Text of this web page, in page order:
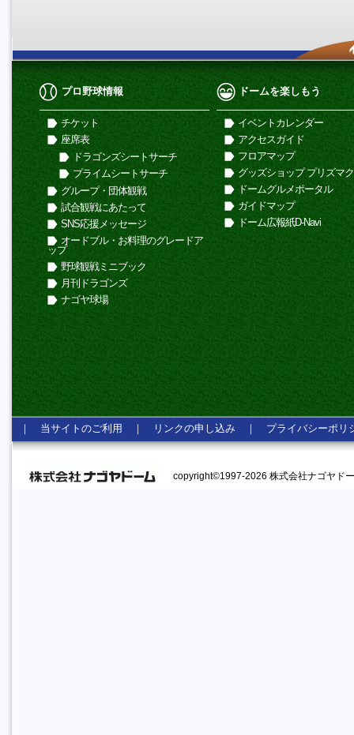
プロ野球情報
チケット
座席表
ドラゴンズシートサーチ
プライムシートサーチ
グループ・団体観戦
試合観戦にあたって
SNS応援メッセージ
オードブル・お料理のグレードア
ップ
野球観戦ミニブック
月刊ドラゴンズ
ナゴヤ球場
ドームを楽しもう
イベントカレンダー
アクセスガイド
フロアマップ
グッズショップ プリズマ
ドームグルメポータル
ガイドマップ
ドーム広報紙D-Navi
｜ 当サイトのご利用 ｜ リンクの申し込み ｜ プライバシーポリ
copyright©1997-2026 株式会社ナゴヤド